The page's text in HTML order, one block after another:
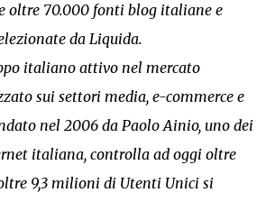
oltre 70.000 fonti blog italiane e
da Liquida.
italiano attivo nel mercato
sui settori media, e-commerce e
nel 2006 da Paolo Ainio, uno dei
italiana, controlla ad oggi oltre
9,3 milioni di Utenti Unici si